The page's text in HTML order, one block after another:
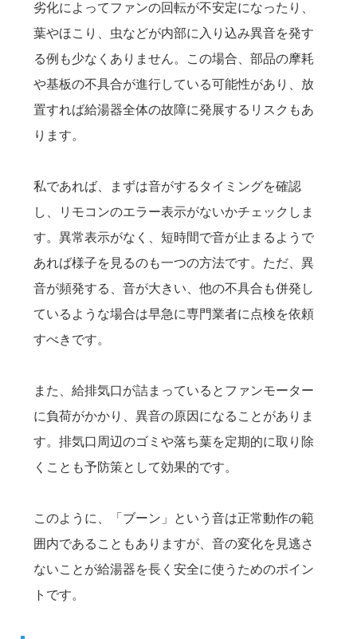
劣化によってファンの回転が不安定になったり、
葉やほこり、虫などが内部に入り込み異音を発す
る例も少なくありません。この場合、部品の摩耗
や基板の不具合が進行している可能性があり、放
置すれば給湯器全体の故障に発展するリスクもあ
ります。
私であれば、まずは音がするタイミングを確認
し、リモコンのエラー表示がないかチェックしま
す。異常表示がなく、短時間で音が止まるようで
あれば様子を見るのも一つの方法です。ただ、異
音が頻発する、音が大きい、他の不具合も併発し
ているような場合は早急に専門業者に点検を依頼
すべきです。
また、給排気口が詰まっているとファンモーター
に負荷がかかり、異音の原因になることがありま
す。排気口周辺のゴミや落ち葉を定期的に取り除
くことも予防策として効果的です。
このように、「ブーン」という音は正常動作の範
囲内であることもありますが、音の変化を見逃さ
ないことが給湯器を長く安全に使うためのポイン
トです。